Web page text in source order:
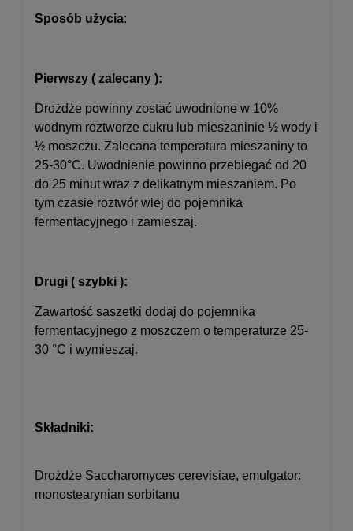
Sposób użycia:
Pierwszy ( zalecany ):
Drożdże powinny zostać uwodnione w 10%
wodnym roztworze cukru lub mieszaninie ½ wody i
½ moszczu. Zalecana temperatura mieszaniny to
25-30°C. Uwodnienie powinno przebiegać od 20
do 25 minut wraz z delikatnym mieszaniem. Po
tym czasie roztwór wlej do pojemnika
fermentacyjnego i zamieszaj.
Drugi ( szybki ):
Zawartość saszetki dodaj do pojemnika
fermentacyjnego z moszczem o temperaturze 25-
30 °C i wymieszaj.
Składniki:
Drożdże Saccharomyces cerevisiae, emulgator:
monostearynian sorbitanu